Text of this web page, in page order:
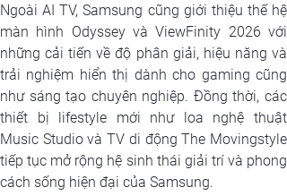
Ngoài AI TV, Samsung cũng giới thiệu thế hệ
màn hình Odyssey và ViewFinity 2026 với
những cải tiến về độ phân giải, hiệu năng và
trải nghiệm hiển thị dành cho gaming cũng
như sáng tạo chuyên nghiệp. Đồng thời, các
thiết bị lifestyle mới như loa nghệ thuật
Music Studio và TV di động The Movingstyle
tiếp tục mở rộng hệ sinh thái giải trí và phong
cách sống hiện đại của Samsung.